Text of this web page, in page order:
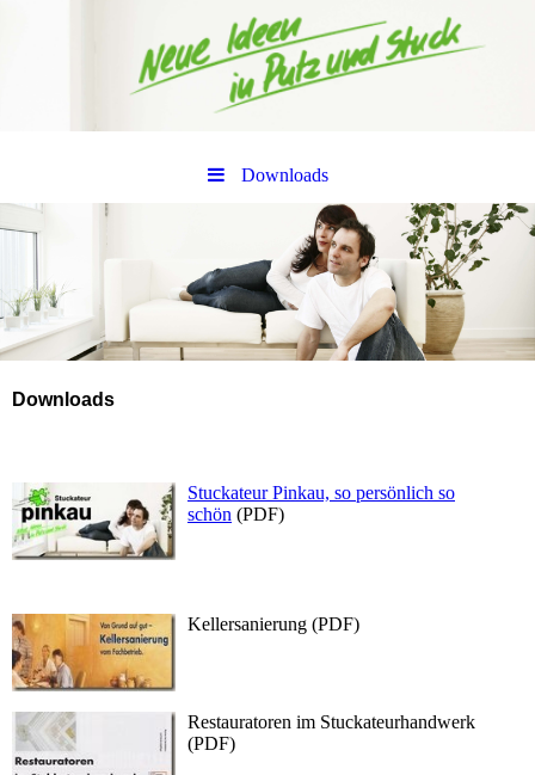
Downloads
Downloads
Stuckateur Pinkau, so persönlich so
schön (PDF)
Kellersanierung (PDF)
Restauratoren im Stuckateurhandwerk
(PDF)